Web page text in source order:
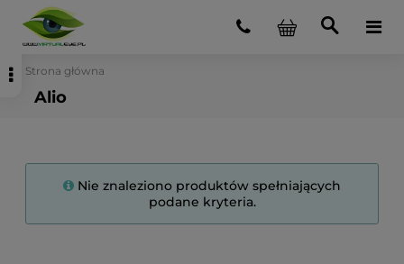
Strona główna
Alio
Nie znaleziono produktów spełniających
podane kryteria.